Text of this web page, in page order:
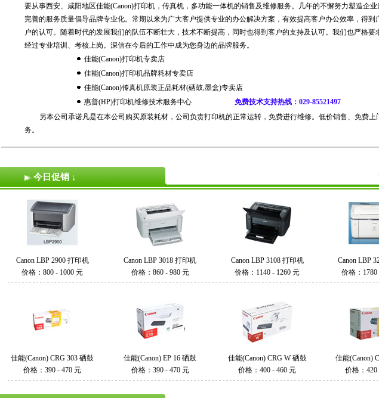
要从事西安、咸阳地区佳能(Canon)打印机，传真机，多功能一体机的销售及维修服务。几年的不懈努力塑造企业
完善的服务质量倡导品牌专业化。常期以来为广大客户提供专业的办公解决方案，有效提高客户办公效率，得到
户的认可。随着时代的发展我们的队伍不断壮大，技术不断提高，同时也得到客户的支持及认可。我们也严格要
经过专业培训、考核上岗。深信在今后的工作中成为您身边的品牌服务。
佳能(Canon)打印机专卖店
佳能(Canon)打印机品牌耗材专卖店
佳能(Canon)传真机原装正品耗材(硒鼓,墨盒)专卖店
惠普(HP)打印机维修技术服务中心
免费技术支持热线：029-85521497
另本公司承诺凡是在本公司购买原装耗材，公司负责打印机的正常运转，免费进行维修。低价销售、免费上
务。
今日促销 ↓
Canon LBP 2900 打印机
价格：800 - 1000 元
Canon LBP 3018 打印机
价格：860 - 980 元
Canon LBP 3108 打印机
价格：1140 - 1260 元
Canon LBP
价格：1780
佳能(Canon) CRG 303 硒鼓
价格：390 - 470 元
佳能(Canon) EP 16 硒鼓
价格：390 - 470 元
佳能(Canon) CRG W 硒鼓
价格：400 - 460 元
佳能(Canon)
价格：420